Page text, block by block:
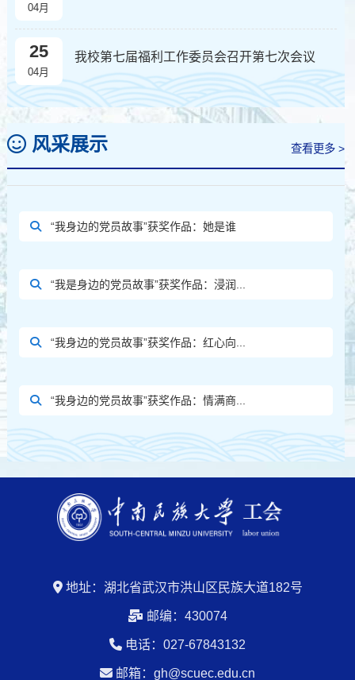
04月
25
04月
我校第七届福利工作委员会召开第七次会议
风采展示 查看更多 >
“我身边的党员故事”获奖作品：她是谁
“我是身边的党员故事”获奖作品：浸润...
“我身边的党员故事”获奖作品：红心向...
“我身边的党员故事”获奖作品：情满商...
地址：湖北省武汉市洪山区民族大道182号
邮编：430074
电话：027-67843132
邮箱：gh@scuec.edu.cn